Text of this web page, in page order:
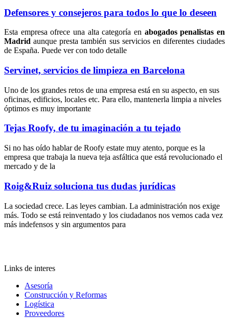
Defensores y consejeros para todos lo que lo deseen
Esta empresa ofrece una alta categoría en abogados penalistas en
Madrid aunque presta también sus servicios en diferentes ciudades
de España. Puede ver con todo detalle
Servinet, servicios de limpieza en Barcelona
Uno de los grandes retos de una empresa está en su aspecto, en sus
oficinas, edificios, locales etc. Para ello, mantenerla limpia a niveles
óptimos es muy importante
Tejas Roofy, de tu imaginación a tu tejado
Si no has oído hablar de Roofy estate muy atento, porque es la
empresa que trabaja la nueva teja asfáltica que está revolucionado el
mercado y de la
Roig&Ruiz soluciona tus dudas jurídicas
La sociedad crece. Las leyes cambian. La administración nos exige
más. Todo se está reinventado y los ciudadanos nos vemos cada vez
más indefensos y sin argumentos para
Links de interes
Asesoría
Construcción y Reformas
Logística
Proveedores